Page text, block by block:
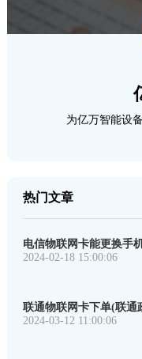
为亿万智能设
热门文章
电信物联网卡能更换手
2024-02-18 15:00:06
联通物联网卡下单(联通
2024-03-12 11:00:06